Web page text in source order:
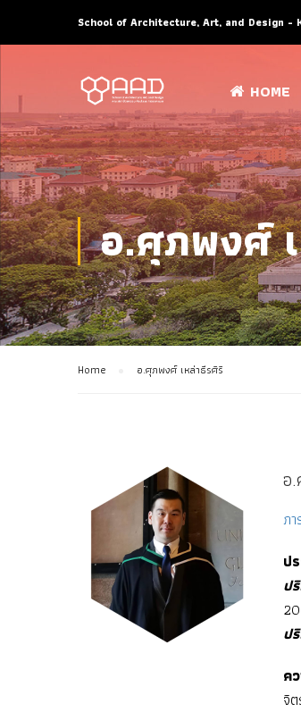
School of Architecture, Art, and Design -
HOME
อ.ศุภพงศ์
Home อ.ศุภพงศ์ เหล่าธีรศิริ
อ
ภา
ป
ป
ป
ค
จิ